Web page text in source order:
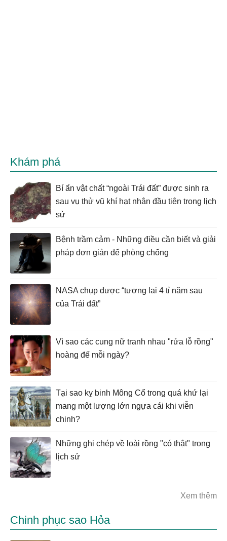
Khám phá
Bí ẩn vật chất “ngoài Trái đất” được sinh ra
sau vụ thử vũ khí hạt nhân đầu tiên trong lịch
sử
Bệnh trầm cảm - Những điều cần biết và giải
pháp đơn giản để phòng chống
NASA chụp được “tương lai 4 tỉ năm sau
của Trái đất”
Vì sao các cung nữ tranh nhau "rửa lỗ rồng"
hoàng đế mỗi ngày?
Tại sao kỵ binh Mông Cổ trong quá khứ lại
mang một lượng lớn ngựa cái khi viễn
chinh?
Những ghi chép về loài rồng "có thật" trong
lịch sử
Xem thêm
Chinh phục sao Hỏa